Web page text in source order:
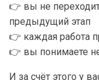
👉 вы не
предыдущий этап
👉 каждая работа
👉 вы понимаете не
И за счёт этого у